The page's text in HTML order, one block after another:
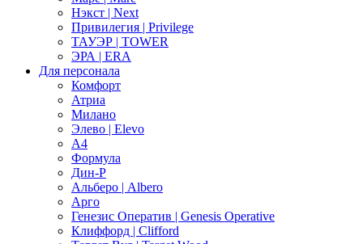
Нэкст | Next
Привилегия | Privilege
ТАУЭР | TOWER
ЭРА | ERA
Для персонала
Комфорт
Атриа
Милано
Элево | Elevo
А4
Формула
Дин-Р
Альберо | Albero
Арго
Генезис Оператив | Genesis Operative
Клиффорд | Clifford